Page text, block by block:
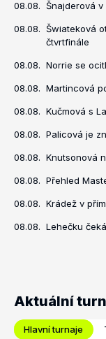
08.08. Šnajderová
08.08. Šwiateková
čtvrtfinále
08.08. Norrie se
08.08. Martincová
08.08. Kučmová s
08.08. Palicová je
08.08. Knutsonová
08.08. Přehled
08.08. Krádež v
08.08. Lehečku
Aktuální
Hlavní turnaje